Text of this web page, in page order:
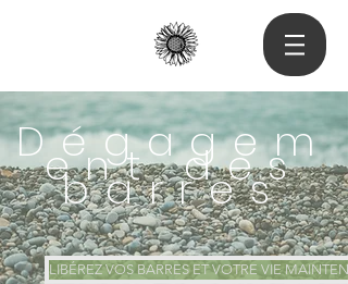
Dégagem
ent des
barres
LIBÉREZ VOS BARRES ET VOTRE VIE